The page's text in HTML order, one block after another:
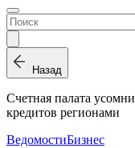
Назад
Счетная палата
кредитов регионами
ВедомостиБизнес